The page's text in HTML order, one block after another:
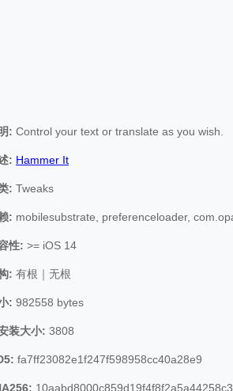
: Control your text or translate as you wish.
: Hammer It
: Tweaks
: mobilesubstrate, preferenceloader,
性: >= iOS 14
: 有根｜无根
: 982558 bytes
装大小: 3808
fa7ff23082e1f247f598958cc40a28e9